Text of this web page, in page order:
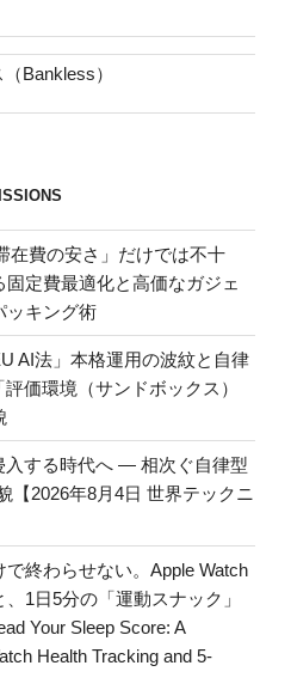
Bankless）
在費の安さ」だけでは不十
定費最適化と高価なガジェ
ッキング術
AI法」本格運用の波紋と自律
価環境（サンドボックス）
入する時代へ — 相次ぐ自律型
【2026年8月4日 世界テックニ
終わらせない。Apple Watch
1日5分の「運動スナック」
Your Sleep Score: A
Health Tracking and 5-